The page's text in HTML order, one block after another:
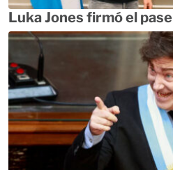
Luka Jones firmó el pase